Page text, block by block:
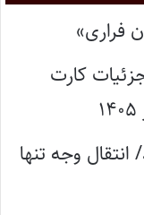
فراری»
کارت
وجه تنها